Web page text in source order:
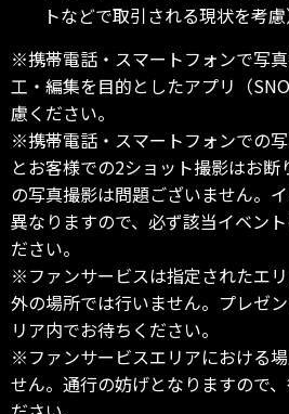
トなどで取引される現状を考慮
※携帯電話・スマートフォンで写
工・編集を目的としたアプリ（
慮ください。
※携帯電話・スマートフォンでの
とお客様での2ショット撮影はお断
の写真撮影は問題ございません。
異なりますので、必ず該当イベン
ださい。
※ファンサービスは指定されたエ
外の場所では行いません。プレゼ
リア内でお待ちください。
※ファンサービスエリアにおける
せん。通行の妨げとなりますので